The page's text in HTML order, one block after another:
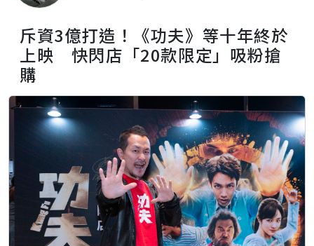
斥資3億打造！《功夫》等十年終於
上映 快閃店「20款限定」吸粉搶
購